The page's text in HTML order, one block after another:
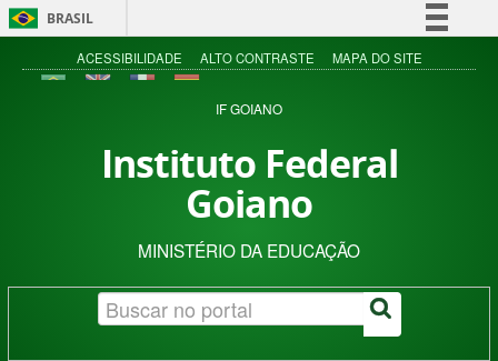
BRASIL
Simplifique!
Acesso à informação
ACESSIBILIDADE ALTO CONTRASTE MAPA DO SITE
IF GOIANO
Instituto Federal
Goiano
MINISTÉRIO DA EDUCAÇÃO